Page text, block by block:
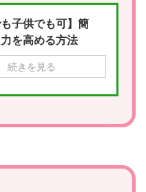
も子供でも可】簡
を高める方法
続きを見る